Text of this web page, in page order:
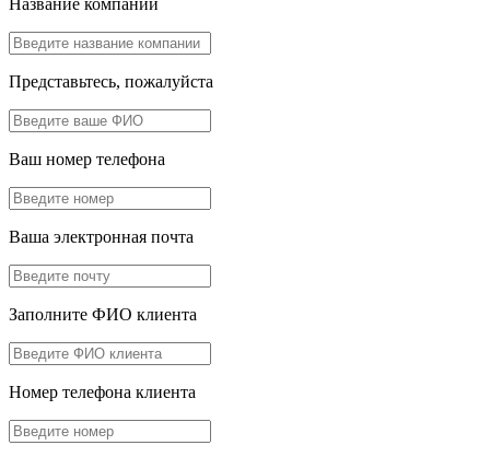
Название компании
Представьтесь, пожалуйста
Ваш номер телефона
Ваша электронная почта
Заполните ФИО клиента
Номер телефона клиента